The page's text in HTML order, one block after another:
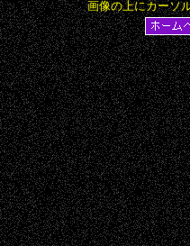
画像の上にカーソ